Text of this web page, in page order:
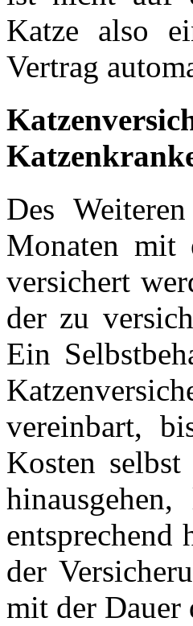
Katze also
Vertrag
Des
Monaten mit
versichert
der zu
Ein
vereinbart,
Kosten
entsprechend
der
mit der Dauer